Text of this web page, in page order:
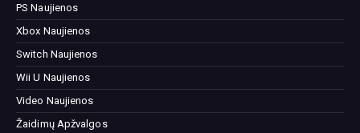
PS Naujienos
Xbox Naujienos
Switch Naujienos
Wii U Naujienos
Video Naujienos
Žaidimų Apžvalgos